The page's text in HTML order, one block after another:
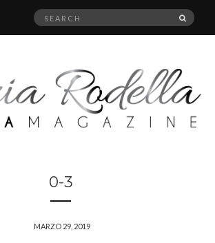
Search
0-3
MARZO 29, 2019